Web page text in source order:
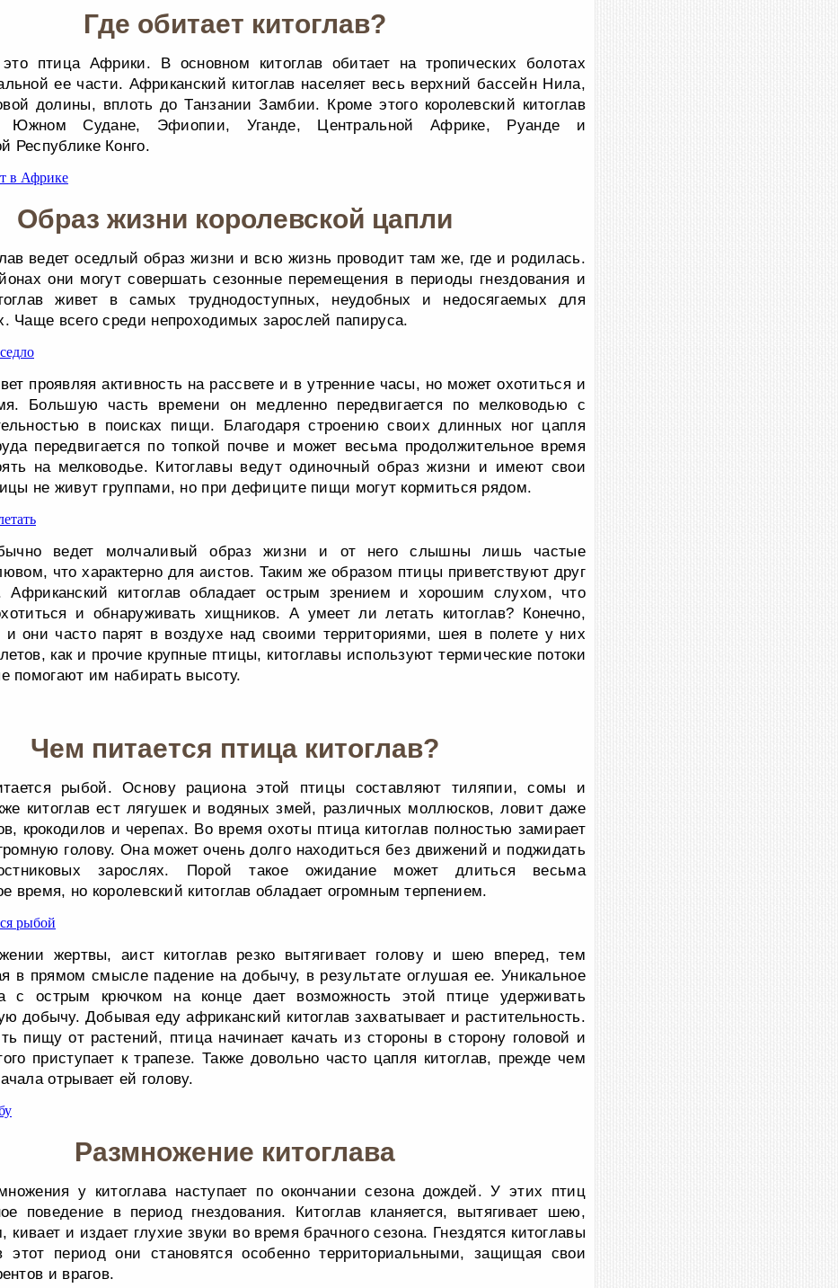
Где обитает китоглав?
птица Африки. В основном китоглав обитает на тропических болотах
ее части. Африканский китоглав населяет весь верхний бассейн Нила,
долины, вплоть до Танзании Замбии. Кроме этого королевский китоглав
Южном Судане, Эфиопии, Уганде, Центральной Африке, Руанде и
Республике Конго.
Образ жизни королевской цапли
ведет оседлый образ жизни и всю жизнь проводит там же, где и родилась.
они могут совершать сезонные перемещения в периоды гнездования и
живет в самых труднодоступных, неудобных и недосягаемых для
Чаще всего среди непроходимых зарослей папируса.
проявляя активность на рассвете и в утренние часы, но может охотиться и
Большую часть времени он медленно передвигается по мелководью с
в поисках пищи. Благодаря строению своих длинных ног цапля
передвигается по топкой почве и может весьма продолжительное время
на мелководье. Китоглавы ведут одиночный образ жизни и имеют свои
не живут группами, но при дефиците пищи могут кормиться рядом.
ведет молчаливый образ жизни и от него слышны лишь частые
что характерно для аистов. Таким же образом птицы приветствуют друг
Африканский китоглав обладает острым зрением и хорошим слухом, что
и обнаруживать хищников. А умеет ли летать китоглав? Конечно,
и они часто парят в воздухе над своими территориями, шея в полете у них
как и прочие крупные птицы, китоглавы используют термические потоки
помогают им набирать высоту.
Чем питается птица китоглав?
рыбой. Основу рациона этой птицы составляют тиляпии, сомы и
китоглав ест лягушек и водяных змей, различных моллюсков, ловит даже
крокодилов и черепах. Во время охоты птица китоглав полностью замирает
голову. Она может очень долго находиться без движений и поджидать
зарослях. Порой такое ожидание может длиться весьма
время, но королевский китоглав обладает огромным терпением.
жертвы, аист китоглав резко вытягивает голову и шею вперед, тем
в прямом смысле падение на добычу, в результате оглушая ее. Уникальное
с острым крючком на конце дает возможность этой птице удерживать
добычу. Добывая еду африканский китоглав захватывает и растительность.
пищу от растений, птица начинает качать из стороны в сторону головой и
приступает к трапезе. Также довольно часто цапля китоглав, прежде чем
отрывает ей голову.
Размножение китоглава
у китоглава наступает по окончании сезона дождей. У этих птиц
поведение в период гнездования. Китоглав кланяется, вытягивает шею,
кивает и издает глухие звуки во время брачного сезона. Гнездятся китоглавы
этот период они становятся особенно территориальными, защищая свои
и врагов.